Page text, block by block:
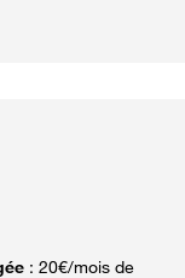
: 20€/mois de